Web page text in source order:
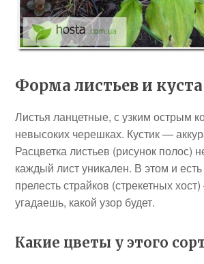
Форма листьев и куста
Листья ланцетные, с узким острым
невысоких черешках. Кустик —
Расцветка листьев (рисунок полос)
каждый лист уникален. В этом и
прелесть страйков (стрекетных
угадаешь, какой узор будет.
Какие цветы у этого